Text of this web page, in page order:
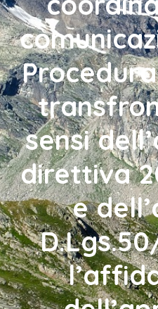
sensi
direttiva
e